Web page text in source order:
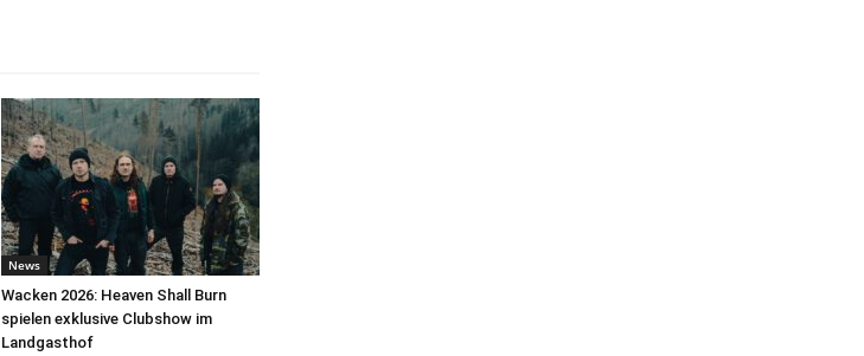
News
Wacken 2026: Heaven Shall Burn
spielen exklusive Clubshow im
Landgasthof